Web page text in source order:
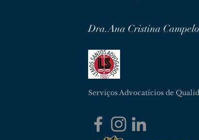
Dra.Ana Cristina
Serviços Advocatícios de